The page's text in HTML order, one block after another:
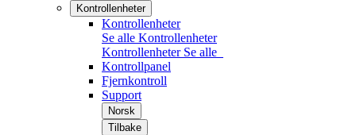
Kontrollenheter
Kontrollenheter
Se alle Kontrollenheter
Kontrollenheter Se alle
Kontrollpanel
Fjernkontroll
Support
Norsk
Tilbake